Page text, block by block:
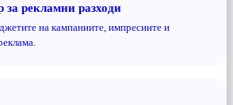
за рекламни разходи
на кампаниите, импресиите и